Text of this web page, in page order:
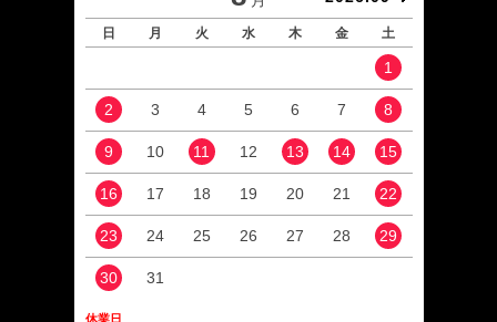
日 月 火 水 木 金 土
1
2 3 4 5 6 7 8
9 10 11 12 13 14 15
16 17 18 19 20 21 22
23 24 25 26 27 28 29
30 31
休業日